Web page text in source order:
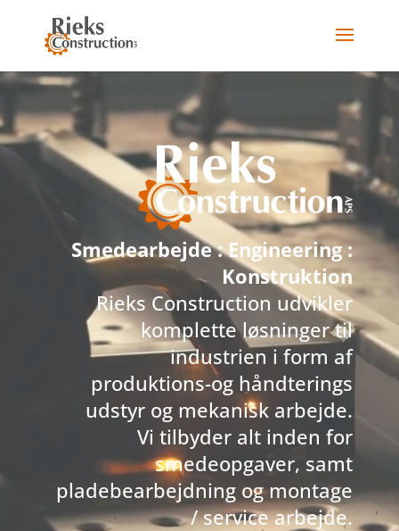
Smedearbejde : Engineering :
Konstruktion
Rieks Construction udvikler
komplette løsninger til
industrien i form af
produktions-og håndterings
udstyr og mekanisk arbejde.
Vi tilbyder alt inden for
smedeopgaver, samt
pladebearbejdning og montage
/ service arbejde.